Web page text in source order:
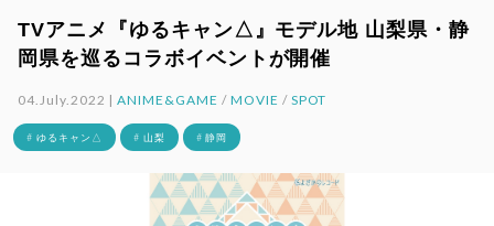
TVアニメ『ゆるキャン△』モデル地 山梨県・静
岡県を巡るコラボイベントが開催
04.July.2022 |ANIME&GAME / MOVIE / SPOT
# ゆるキャン△ # 山梨 # 静岡